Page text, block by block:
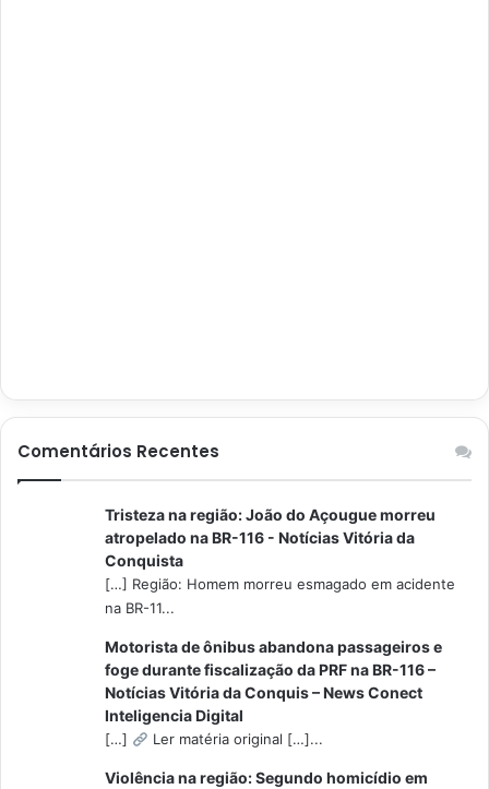
Comentários Recentes
Tristeza na região: João do Açougue morreu
atropelado na BR-116 - Notícias Vitória da
Conquista
[…] Região: Homem morreu esmagado em acidente
na BR-11...
Motorista de ônibus abandona passageiros e
foge durante fiscalização da PRF na BR-116 –
Notícias Vitória da Conquis – News Conect
Inteligencia Digital
[…] Ler matéria original […]...
Violência na região: Segundo homicídio em